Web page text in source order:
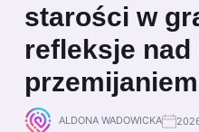
starości w
refleksje nad
przemijaniem
ALDONA WADOWICKA